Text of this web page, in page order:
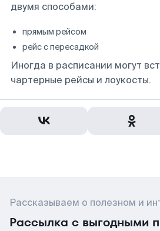
двумя способами:
прямым рейсом
рейс с пересадкой
Иногда в расписании могут
чартерные рейсы и лоукосты.
Рассказываем о полезном и
Рассылка с выгодными